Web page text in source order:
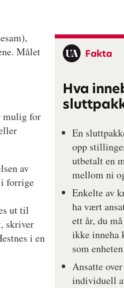
Fakta
Hva
En
opp
utbetalt en
mellom ni
Enkelte av
ha vært
ett år, du
ikke inneha
som
Ansatte
individuell
Målet
mulig for
av
i forrige
ut til
skriver
i en